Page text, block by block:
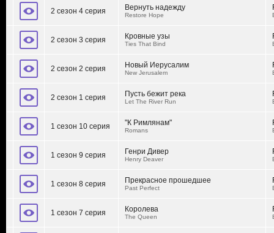
2 сезон 4 серия Вернуть надежду
Restore Hope
2 сезон 3 серия Кровные узы
Ties That Bind
2 сезон 2 серия Новый Иерусалим
New Jerusalem
2 сезон 1 серия Пусть бежит река
Let The River Run
1 сезон 10 серия "К Римлянам"
Romans
1 сезон 9 серия Генри Дивер
Henry Deaver
1 сезон 8 серия Прекрасное прошедшее
Past Perfect
1 сезон 7 серия Королева
The Queen